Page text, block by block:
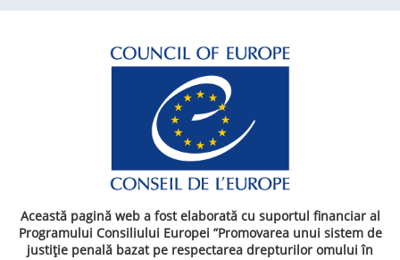
Această pagină web a fost elaborată cu suportul financiar al
Programului Consiliului Europei ”Promovarea unui sistem de
justiție penală bazat pe respectarea drepturilor omului în